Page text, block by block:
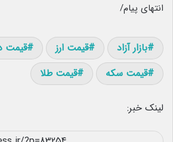
انتهای پیام/
بازار آزاد قیمت ارز
قیمت
قیمت سکه
قیمت طلا
لینک خبر: